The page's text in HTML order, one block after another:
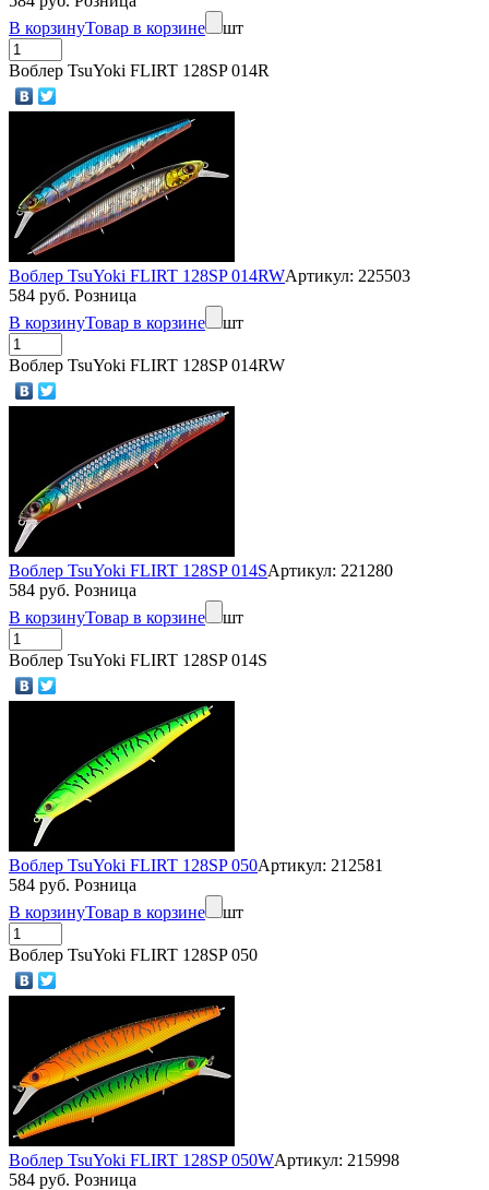
В корзинуТовар в корзине шт
Воблер TsuYoki FLIRT 128SP 014R
Воблер TsuYoki FLIRT 128SP 014RWАртикул: 225503
584 руб. Розница
В корзинуТовар в корзине шт
Воблер TsuYoki FLIRT 128SP 014RW
Воблер TsuYoki FLIRT 128SP 014SАртикул: 221280
584 руб. Розница
В корзинуТовар в корзине шт
Воблер TsuYoki FLIRT 128SP 014S
Воблер TsuYoki FLIRT 128SP 050Артикул: 212581
584 руб. Розница
В корзинуТовар в корзине шт
Воблер TsuYoki FLIRT 128SP 050
Воблер TsuYoki FLIRT 128SP 050WАртикул: 215998
584 руб. Розница